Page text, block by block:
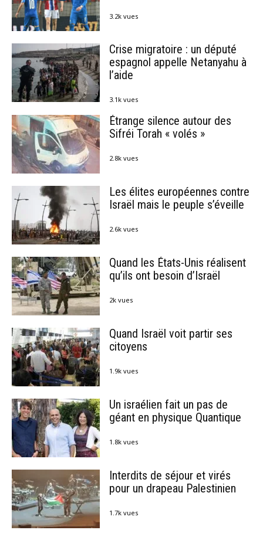
3.2k vues
Crise migratoire : un député
espagnol appelle Netanyahu à
l’aide
3.1k vues
Étrange silence autour des
Sifréi Torah « volés »
2.8k vues
Les élites européennes contre
Israël mais le peuple s’éveille
2.6k vues
Quand les États-Unis réalisent
qu’ils ont besoin d’Israël
2k vues
Quand Israël voit partir ses
citoyens
1.9k vues
Un israélien fait un pas de
géant en physique Quantique
1.8k vues
Interdits de séjour et virés
pour un drapeau Palestinien
1.7k vues